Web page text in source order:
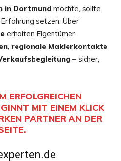
in Dortmund möchte, sollte
setzen. Über
erhalten Eigentümer
regionale Maklerkontakte
– sicher,
ERFOLGREICHEN
MIT EINEM KLICK
PARTNER AN DER